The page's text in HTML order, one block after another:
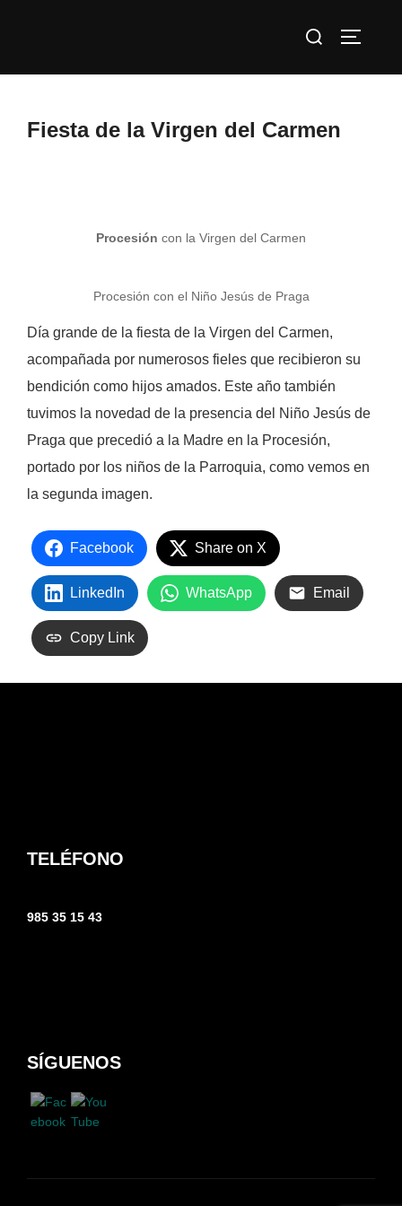
Buscar:
Fiesta de la Virgen del Carmen
Procesión con la Virgen del Carmen
Procesión con el Niño Jesús de Praga
Día grande de la fiesta de la Virgen del Carmen,
acompañada por numerosos fieles que recibieron su
bendición como hijos amados. Este año también
tuvimos la novedad de la presencia del Niño Jesús de
Praga que precedió a la Madre en la Procesión,
portado por los niños de la Parroquia, como vemos en
la segunda imagen.
Facebook Share on X
LinkedIn WhatsApp Email
Copy Link
TELÉFONO
985 35 15 43
SÍGUENOS